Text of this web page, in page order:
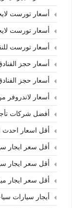
أسعار تورست
أسعار تورست
أسعار تورست
أسعار حجز
أسعار حجز
أسعار لاندروفر
أفضل شركات
أقل اسعار احدث
أقل سعر ايجار
أقل سعر ايجار
أقل سعر ايجار
أيجار سيارات